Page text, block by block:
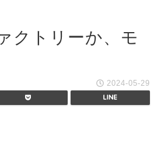
クトリーか、モ
2024-05-29